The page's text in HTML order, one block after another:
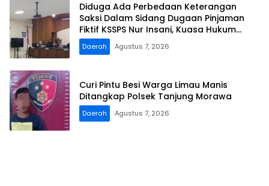
Diduga Ada Perbedaan Keterangan
Saksi Dalam Sidang Dugaan Pinjaman
Fiktif KSSPS Nur Insani, Kuasa Hukum
Terdakwa Soroti Fakta Persidangan di
PN Demak
Daerah Agustus 7, 2026
Curi Pintu Besi Warga Limau Manis
Ditangkap Polsek Tanjung Morawa
Daerah Agustus 7, 2026